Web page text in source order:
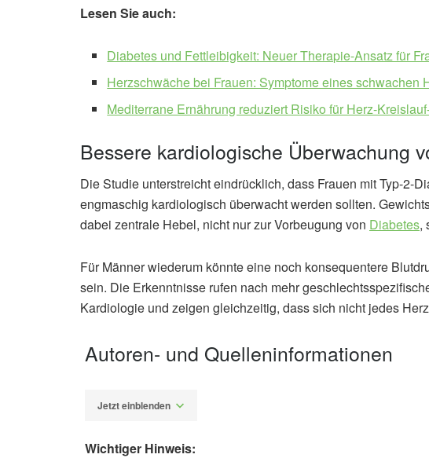
Lesen Sie auch:
Diabetes und Fettleibigkeit: Neuer Therapie-Ansatz für
Herzschwäche bei Frauen: Symptome eines schwachen
Mediterrane Ernährung reduziert Risiko für Herz-
Bessere kardiologische Überwachung
Die Studie unterstreicht eindrücklich, dass Frauen mit Typ-2-
engmaschig kardiologisch überwacht werden sollten.
dabei zentrale Hebel, nicht nur zur Vorbeugung von Diabetes,
Für Männer wiederum könnte eine noch konsequentere
sein. Die Erkenntnisse rufen nach mehr
Kardiologie und zeigen gleichzeitig, dass sich nicht jedes
Autoren- und Quelleninformationen
Jetzt einblenden
Wichtiger Hinweis: